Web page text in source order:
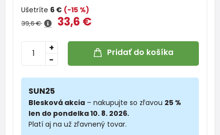
Ušetríte 6 € (-15 %)
39,6 € 33,6 €
-
+ Pridať do košíka
SUN25
Blesková akcia – nakupujte so zľavou 25 %
len do pondelka 10. 8. 2026.
Platí aj na už zľavnený tovar.